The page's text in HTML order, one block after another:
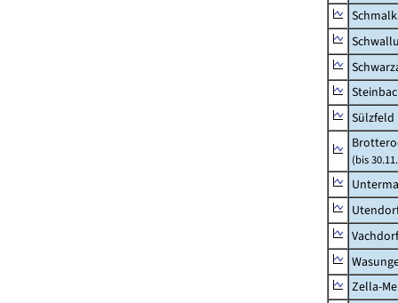
Sülzfeld
(bis
Vachdorf
Zella-